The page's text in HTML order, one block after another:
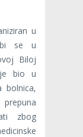
u
bi se u
Biloj
bio u
bolnica,
zbog